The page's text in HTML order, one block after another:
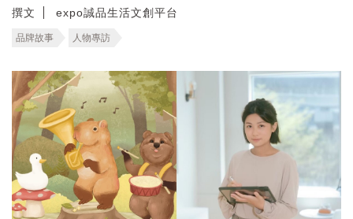
撰文 expo誠品生活文創平台
品牌故事 人物專訪